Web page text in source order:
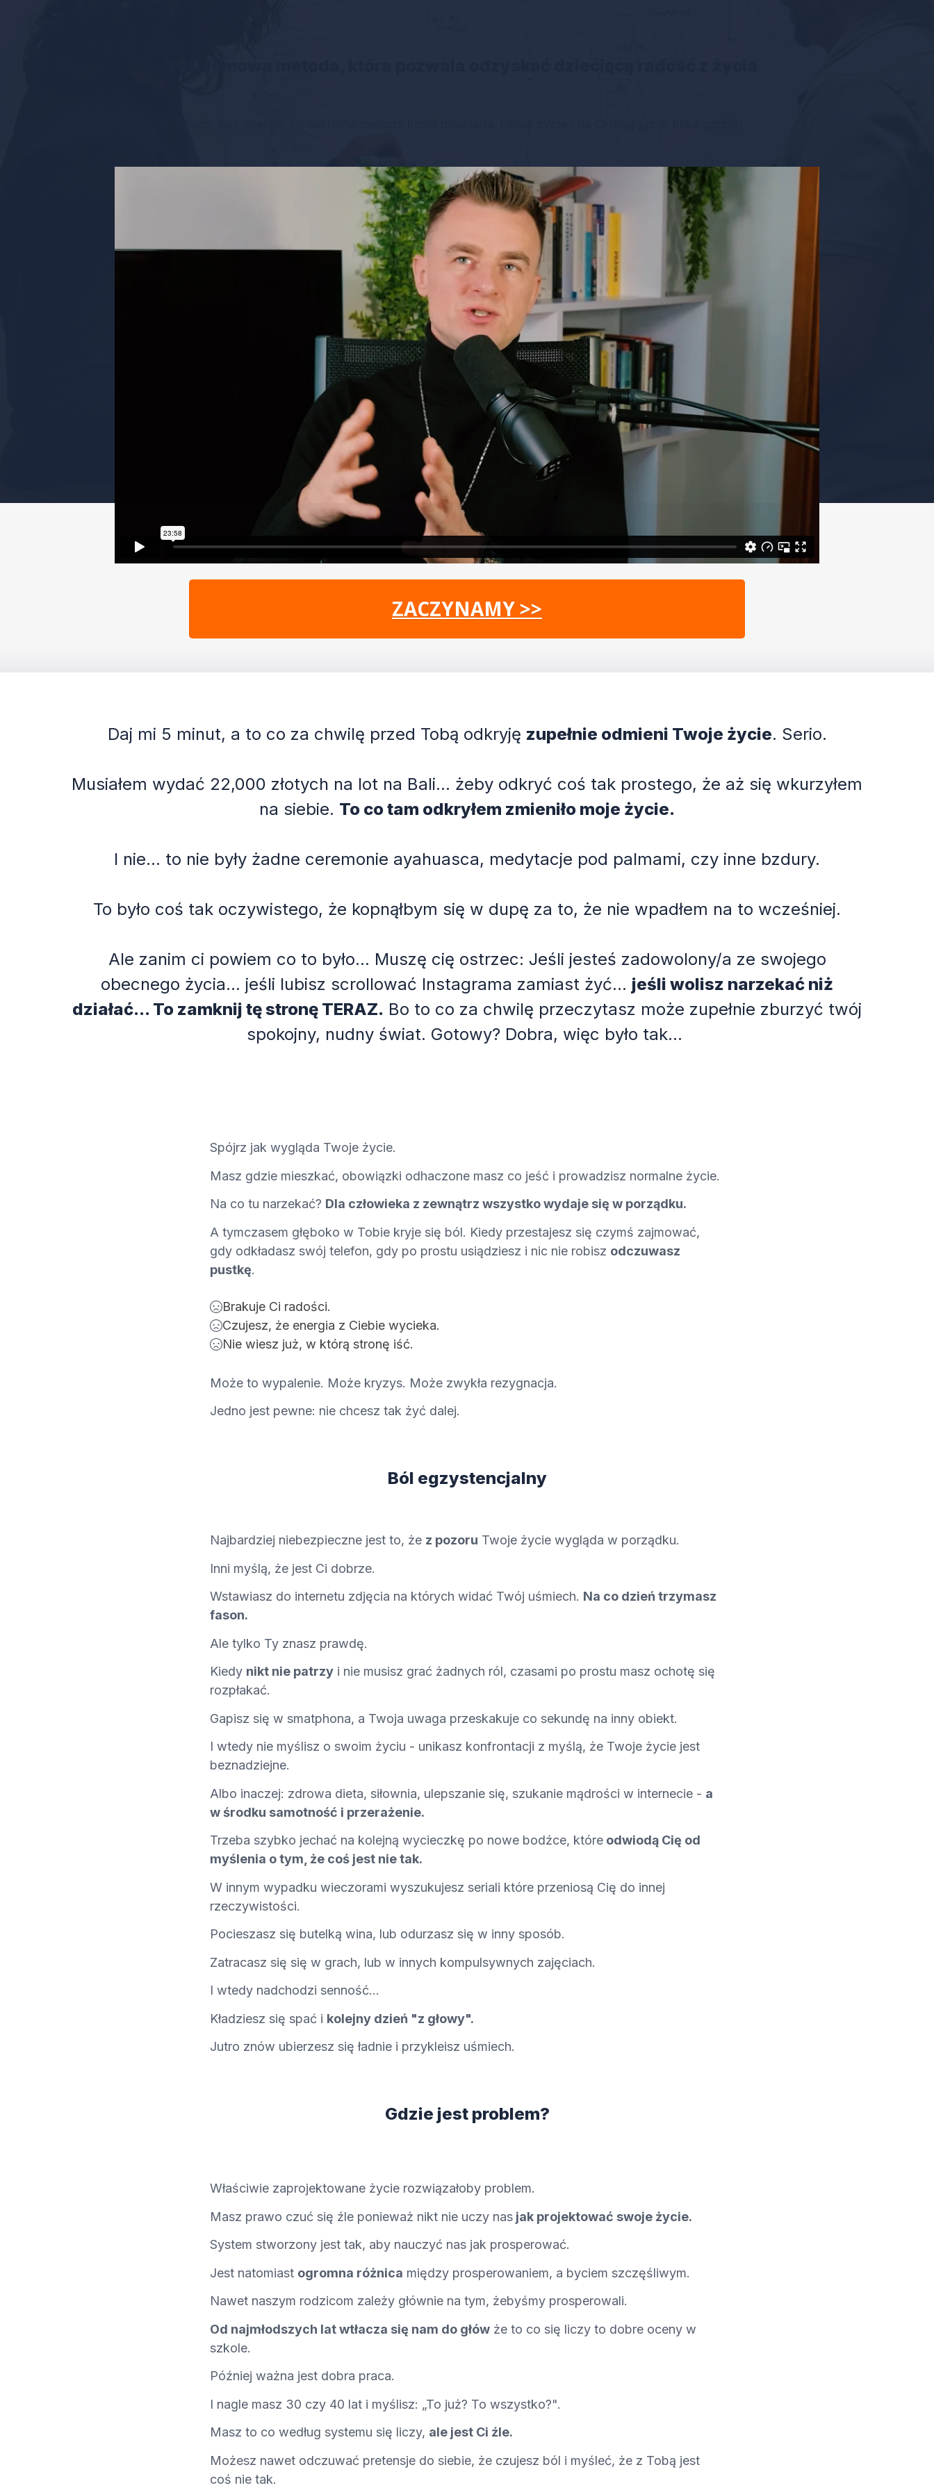
ZACZYNAMY >>
Daj mi 5 minut, a to co za chwilę przed Tobą odkryję zupełnie odmieni Twoje życie. Serio.
Musiałem wydać 22,000 złotych na lot na Bali... żeby odkryć coś tak prostego, że aż się wkurzyłem
na siebie. To co tam odkryłem zmieniło moje życie.
I nie... to nie były żadne ceremonie ayahuasca, medytacje pod palmami, czy inne bzdury.
To było coś tak oczywistego, że kopnąłbym się w dupę za to, że nie wpadłem na to wcześniej.
Ale zanim ci powiem co to było... Muszę cię ostrzec: Jeśli jesteś zadowolony/a ze swojego
obecnego życia... jeśli lubisz scrollować Instagrama zamiast żyć... jeśli wolisz narzekać niż
działać... To zamknij tę stronę TERAZ. Bo to co za chwilę przeczytasz może zupełnie zburzyć twój
spokojny, nudny świat. Gotowy? Dobra, więc było tak...
Spójrz jak wygląda Twoje życie.
Masz gdzie mieszkać, obowiązki odhaczone masz co jeść i prowadzisz normalne życie.
Na co tu narzekać? Dla człowieka z zewnątrz wszystko wydaje się w porządku.
A tymczasem głęboko w Tobie kryje się ból. Kiedy przestajesz się czymś zajmować,
gdy odkładasz swój telefon, gdy po prostu usiądziesz i nic nie robisz odczuwasz
pustkę.
Brakuje Ci radości.
Czujesz, że energia z Ciebie wycieka.
Nie wiesz już, w którą stronę iść.
Może to wypalenie. Może kryzys. Może zwykła rezygnacja.
Jedno jest pewne: nie chcesz tak żyć dalej.
Ból egzystencjalny
Najbardziej niebezpieczne jest to, że z pozoru Twoje życie wygląda w porządku.
Inni myślą, że jest Ci dobrze.
Wstawiasz do internetu zdjęcia na których widać Twój uśmiech. Na co dzień trzymasz
fason.
Ale tylko Ty znasz prawdę.
Kiedy nikt nie patrzy i nie musisz grać żadnych ról, czasami po prostu masz ochotę się
rozpłakać.
Gapisz się w smatphona, a Twoja uwaga przeskakuje co sekundę na inny obiekt.
I wtedy nie myślisz o swoim życiu - unikasz konfrontacji z myślą, że Twoje życie jest
beznadziejne.
Albo inaczej: zdrowa dieta, siłownia, ulepszanie się, szukanie mądrości w internecie - a
w środku samotność i przerażenie.
Trzeba szybko jechać na kolejną wycieczkę po nowe bodźce, które odwiodą Cię od
myślenia o tym, że coś jest nie tak.
W innym wypadku wieczorami wyszukujesz seriali które przeniosą Cię do innej
rzeczywistości.
Pocieszasz się butelką wina, lub odurzasz się w inny sposób.
Zatracasz się się w grach, lub w innych kompulsywnych zajęciach.
I wtedy nadchodzi senność...
Kładziesz się spać i kolejny dzień "z głowy".
Jutro znów ubierzesz się ładnie i przykleisz uśmiech.
Gdzie jest problem?
Właściwie zaprojektowane życie rozwiązałoby problem.
Masz prawo czuć się źle ponieważ nikt nie uczy nas jak projektować swoje życie.
System stworzony jest tak, aby nauczyć nas jak prosperować.
Jest natomiast ogromna różnica między prosperowaniem, a byciem szczęśliwym.
Nawet naszym rodzicom zależy głównie na tym, żebyśmy prosperowali.
Od najmłodszych lat wtłacza się nam do głów że to co się liczy to dobre oceny w
szkole.
Później ważna jest dobra praca.
I nagle masz 30 czy 40 lat i myślisz: „To już? To wszystko?".
Masz to co według systemu się liczy, ale jest Ci źle.
Możesz nawet odczuwać pretensje do siebie, że czujesz ból i myśleć, że z Tobą jest
coś nie tak.